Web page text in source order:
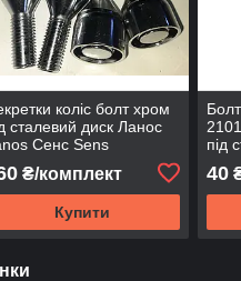
коліс болт хром
сталевий диск Ланос
Сенс Sens
₴/комплект
Купити
під
40